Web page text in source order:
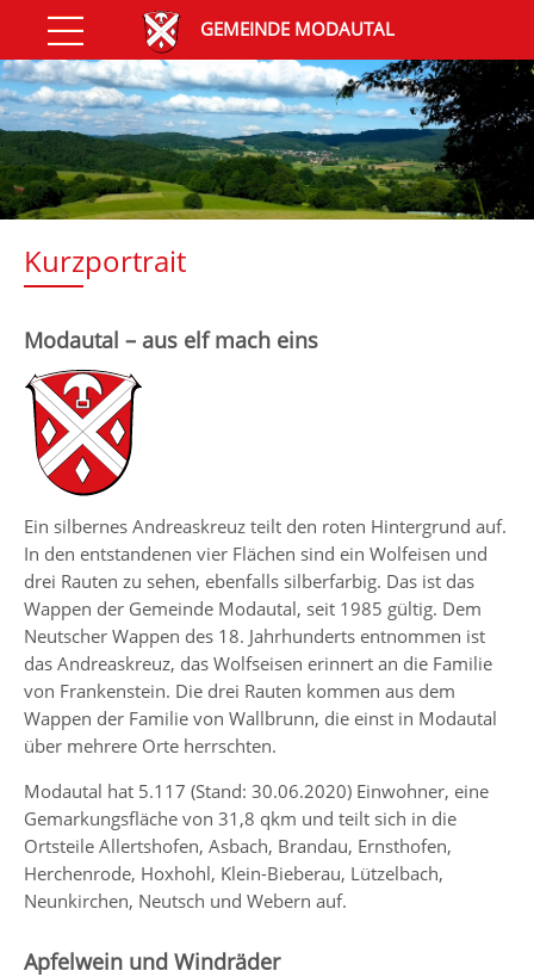
GEMEINDE MODAUTAL
Kurzportrait
Modautal – aus elf mach eins
Ein silbernes Andreaskreuz teilt den roten Hintergrund auf.
In den entstandenen vier Flächen sind ein Wolfeisen und
drei Rauten zu sehen, ebenfalls silberfarbig. Das ist das
Wappen der Gemeinde Modautal, seit 1985 gültig. Dem
Neutscher Wappen des 18. Jahrhunderts entnommen ist
das Andreaskreuz, das Wolfseisen erinnert an die Familie
von Frankenstein. Die drei Rauten kommen aus dem
Wappen der Familie von Wallbrunn, die einst in Modautal
über mehrere Orte herrschten.
Modautal hat 5.117 (Stand: 30.06.2020) Einwohner, eine
Gemarkungsfläche von 31,8 qkm und teilt sich in die
Ortsteile Allertshofen, Asbach, Brandau, Ernsthofen,
Herchenrode, Hoxhohl, Klein-Bieberau, Lützelbach,
Neunkirchen, Neutsch und Webern auf.
Apfelwein und Windräder